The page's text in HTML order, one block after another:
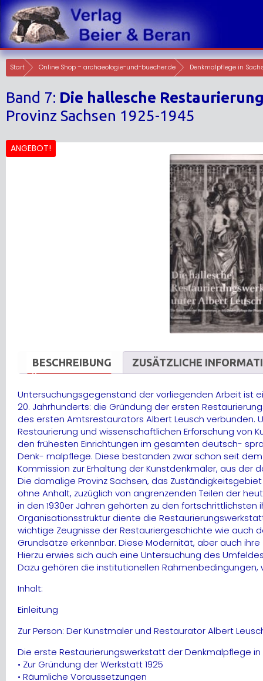
Skip
to
content
Start Online Shop – archaeologie-und-buecher.de Denkmalpflege in
Band 7: Die hallesche
Provinz Sachsen 1925-1945
ANGEBOT!
BESCHREIBUNG ZUSÄTZLICHE
Untersuchungsgegenstand der vorliegenden Arbeit ist
20. Jahrhunderts: die Gründung der ersten
des ersten Amtsrestaurators Albert Leusch verbunden.
Restaurierung und wissenschaftlichen Erforschung von
den frühesten Einrichtungen im gesamten deutsch-
Denk- malpflege. Diese bestanden zwar schon seit
Kommission zur Erhaltung der Kunstdenkmäler, aus
Die damalige Provinz Sachsen, das
ohne Anhalt, zuzüglich von angrenzenden Teilen der
in den 1930er Jahren gehörten zu den
Organisationsstruktur diente die
wichtige Zeugnisse der Restauriergeschichte wie auch
Grundsätze erkennbar. Diese Modernität, aber auch
Hierzu erwies sich auch eine Untersuchung des
Dazu gehören die institutionellen
Inhalt:
Einleitung
Zur Person: Der Kunstmaler und Restaurator Albert
Die erste Restaurierungswerkstatt der Denkmalpflege in
• Zur Gründung der Werkstatt 1925
• Räumliche Voraussetzungen